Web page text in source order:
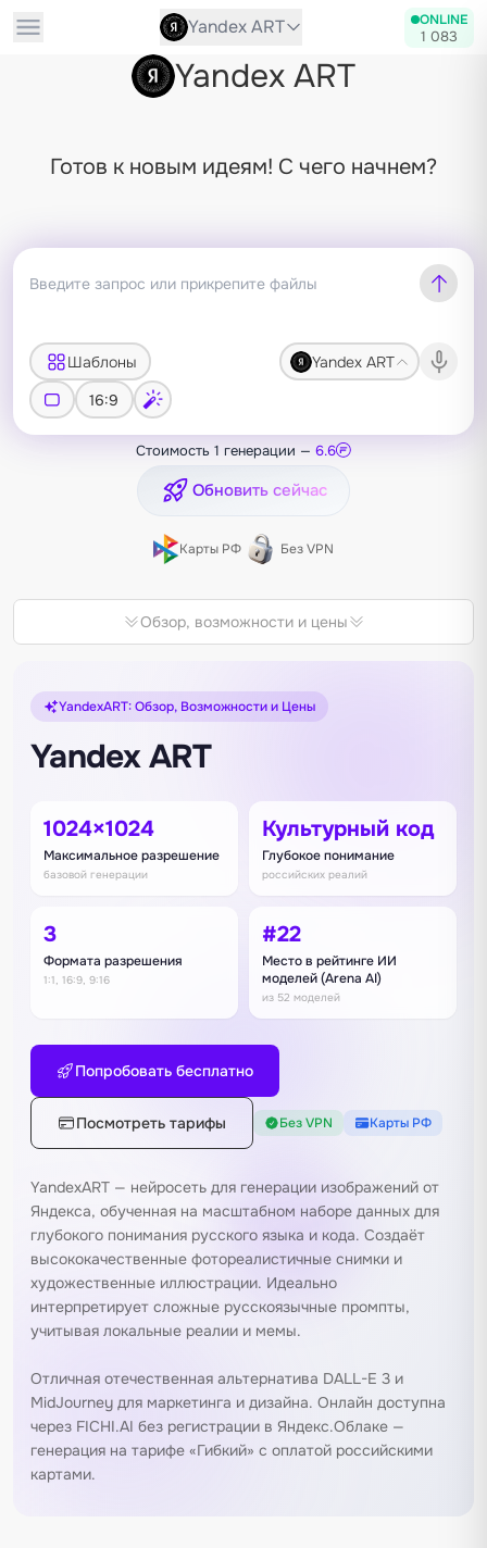
Yandex ART ONLINE
1 083
Yandex ART
Готов к новым идеям! С чего начнем?
Шаблоны
Yandex ART
16:9
Стоимость 1 генерации — 6.6
Обновить сейчас
Карты РФ Без VPN
Обзор, возможности и цены
YandexART: Обзор, Возможности и Цены
Yandex ART
1024×1024
Максимальное разрешение
базовой генерации
Культурный код
Глубокое понимание
российских реалий
3
Формата разрешения
1:1, 16:9, 9:16
#22
Место в рейтинге ИИ
моделей (Arena AI)
из 52 моделей
Попробовать бесплатно
Посмотреть тарифы Без VPN Карты РФ
YandexART — нейросеть для генерации изображений от
Яндекса, обученная на масштабном наборе данных для
глубокого понимания русского языка и кода. Создаёт
высококачественные фотореалистичные снимки и
художественные иллюстрации. Идеально
интерпретирует сложные русскоязычные промпты,
учитывая локальные реалии и мемы.
Отличная отечественная альтернатива DALL-E 3 и
MidJourney для маркетинга и дизайна. Онлайн доступна
через FICHI.AI без регистрации в Яндекс.Облаке —
генерация на тарифе «Гибкий» с оплатой российскими
картами.